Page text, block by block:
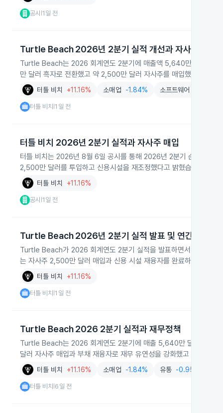
공시 |1일 전
Turtle Beach 2026년 2분기 실적 개선과 자사주 매입
Turtle Beach는 2026 회계연도 2분기에 매출액 5,640만 달러와 매
만 달러 흑자로 전환했고 약 2,500만 달러 자사주를 매입했다고 밝혔
터틀 비치 +11.16% 소매업 -1.84% 소프트웨어
터틀 비치 |1일 전
터틀 비치 2026년 2분기 실적과 자사주 매입
터틀 비치는 2026년 8월 6일 공시를 통해 2026년 2분기 순매출
2,500만 달러를 투입하고 신용시설을 재조정했다고 밝혔습니다.
터틀 비치 +11.16%
공시 |1일 전
Turtle Beach 2026년 2분기 실적 발표 및 연간 가이던
Turtle Beach가 2026 회계연도 2분기 실적을 발표하면서 매출은
는 자사주 2,500만 달러 매입과 신용 시설 재융자를 완료하고 연간
터틀 비치 +11.16%
터틀 비치 |1일 전
Turtle Beach 2026 2분기 실적과 재무정책
Turtle Beach는 2026 회계연도 2분기에 매출 5,640만 달러, 순손
달러 자사주 매입과 부채 재융자로 재무 유연성을 강화했고 연간 가이
터틀 비치 +11.16% 소매업 -1.84% 유통 -0.95%
터틀 비치 6일 전